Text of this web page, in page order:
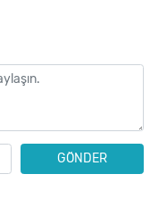
GÖNDER